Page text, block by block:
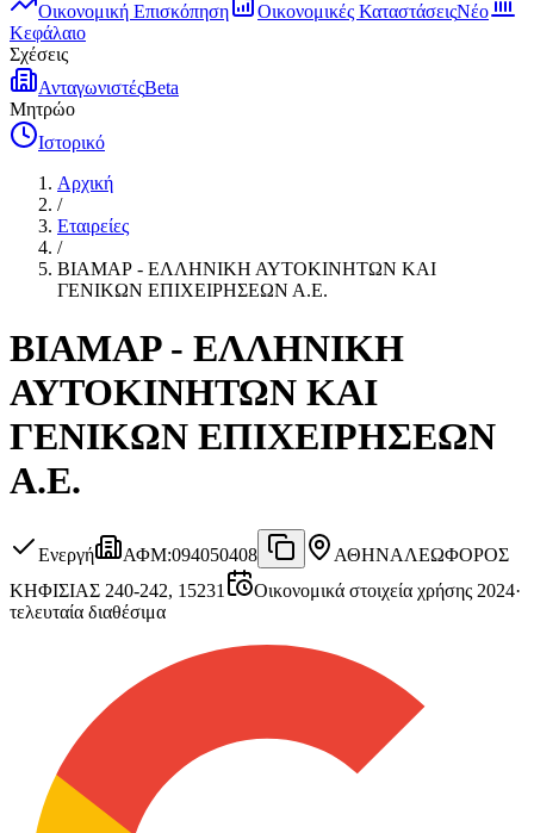
Οικονομική Επισκόπηση
Οικονομικές ΚαταστάσειςΝέο
Κεφάλαιο
Σχέσεις
ΑνταγωνιστέςBeta
Μητρώο
Ιστορικό
Αρχική
/
Εταιρείες
/
ΒΙΑΜΑΡ - ΕΛΛΗΝΙΚΗ ΑΥΤΟΚΙΝΗΤΩΝ ΚΑΙ
ΓΕΝΙΚΩΝ ΕΠΙΧΕΙΡΗΣΕΩΝ Α.Ε.
ΒΙΑΜΑΡ - ΕΛΛΗΝΙΚΗ
ΑΥΤΟΚΙΝΗΤΩΝ ΚΑΙ
ΓΕΝΙΚΩΝ ΕΠΙΧΕΙΡΗΣΕΩΝ
Α.Ε.
Ενεργή ΑΦΜ:094050408 ΑΘΗΝΑΛΕΩΦΟΡΟΣ
ΚΗΦΙΣΙΑΣ 240-242, 15231
Οικονομικά στοιχεία χρήσης 2024·
τελευταία διαθέσιμα